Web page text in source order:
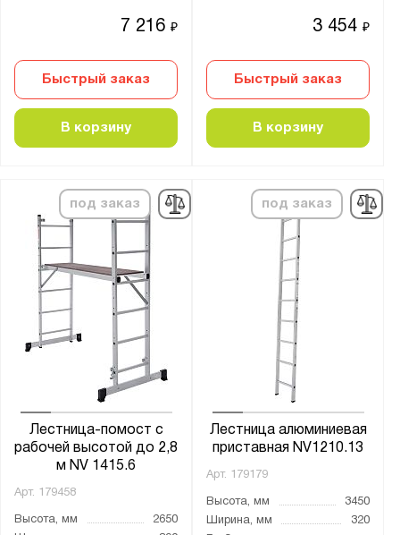
7 216₽
Быстрый заказ
В корзину
3 454₽
Быстрый заказ
В корзину
под заказ
Лестница-помост с
рабочей высотой до 2,8
м NV 1415.6
Арт. 179458
Высота, мм
2650
под заказ
Лестница алюминиевая
приставная NV1210.13
Арт. 179179
Высота, мм
3450
Ширина, мм
320
3720
3860
3880
3910
4110
4130
4150
4160
4180